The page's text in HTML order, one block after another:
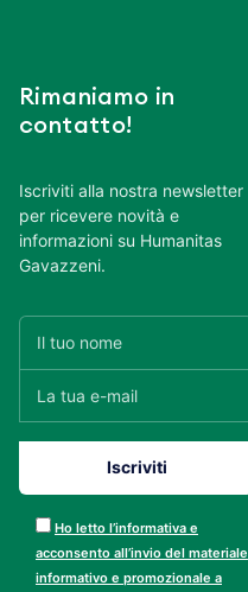
Rimaniamo in
contatto!
Iscriviti alla nostra newsletter
per ricevere novità e
informazioni su Humanitas
Gavazzeni.
Ho letto l’informativa e
acconsento all’invio del materiale
informativo e promozionale a